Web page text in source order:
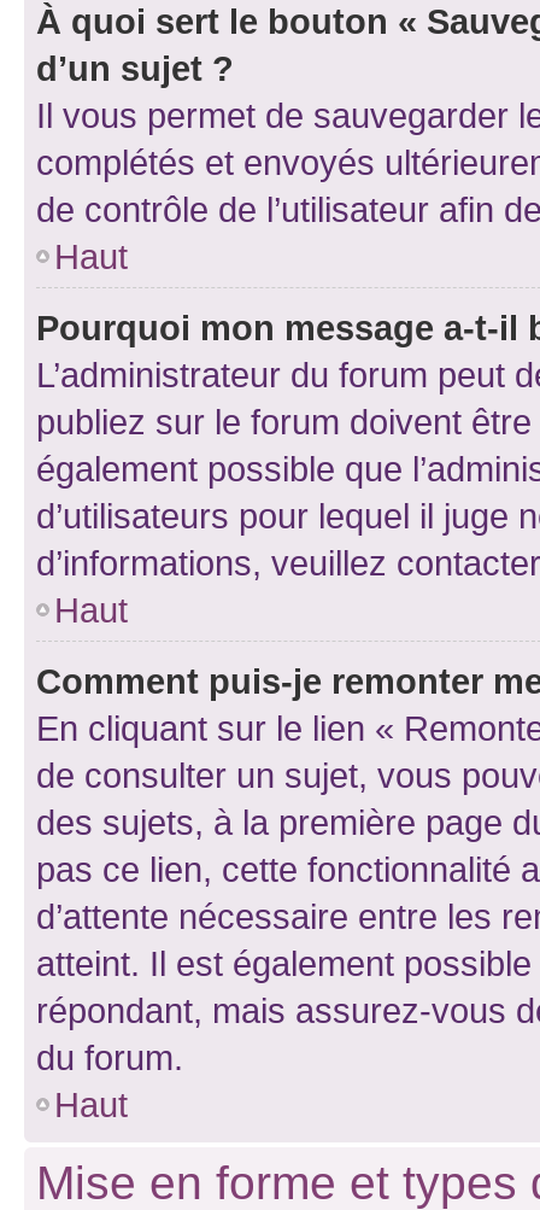
À quoi sert le bouton «
d’un sujet ?
Il vous permet de sauvegarder
complétés et envoyés
de contrôle de l’utilisateur afin
Haut
Pourquoi mon message a-t-il
L’administrateur du forum peut
publiez sur le forum doivent
également possible que
d’utilisateurs pour lequel il juge
d’informations, veuillez
Haut
Comment puis-je remonter
En cliquant sur le lien «
de consulter un sujet, vous
des sujets, à la première page
pas ce lien, cette fonctionnalité
d’attente nécessaire entre les
atteint. Il est également
répondant, mais assurez-vous
du forum.
Haut
Mise en forme et types